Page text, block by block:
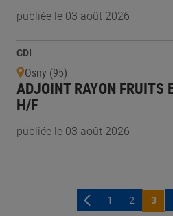
publiée le 03 août 2026
CDI
Osny (95)
ADJOINT RAYON FRUITS
H/F
publiée le 03 août 2026
1 2 3